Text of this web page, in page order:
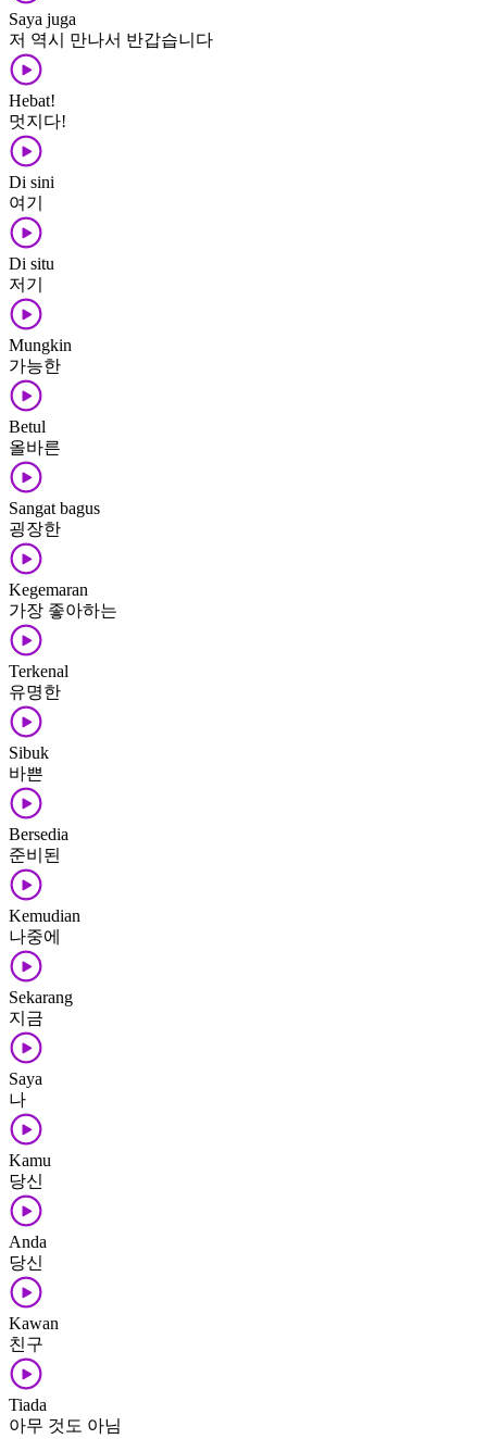
Saya juga
저 역시 만나서 반갑습니다
Hebat!
멋지다!
Di sini
여기
Di situ
저기
Mungkin
가능한
Betul
올바른
Sangat bagus
굉장한
Kegemaran
가장 좋아하는
Terkenal
유명한
Sibuk
바쁜
Bersedia
준비된
Kemudian
나중에
Sekarang
지금
Saya
나
Kamu
당신
Anda
당신
Kawan
친구
Tiada
아무 것도 아님